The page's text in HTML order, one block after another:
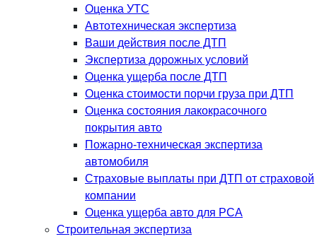
Оценка УТС
Автотехническая экспертиза
Ваши действия после ДТП
Экспертиза дорожных условий
Оценка ущерба после ДТП
Оценка стоимости порчи груза при ДТП
Оценка состояния лакокрасочного
покрытия авто
Пожарно-техническая экспертиза
автомобиля
Страховые выплаты при ДТП от страховой
компании
Оценка ущерба авто для РСА
Строительная экспертиза